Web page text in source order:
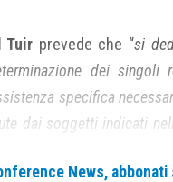
Tuir prevede che “si
dei singoli
specifica
dai soggetti indicati
News,